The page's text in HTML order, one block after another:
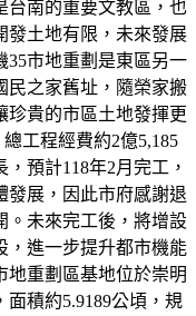
台南的重要文教區，也
發土地有限，未來發展
35市地重劃是東區另一
民之家舊址，隨榮家搬
珍貴的市區土地發揮更
工程經費約2億5,185
預計118年2月完工，
發展，因此市府感謝退
。未來完工後，將增設
，進一步提升都市機能
地重劃區基地位於崇明
積約5.9189公頃，規